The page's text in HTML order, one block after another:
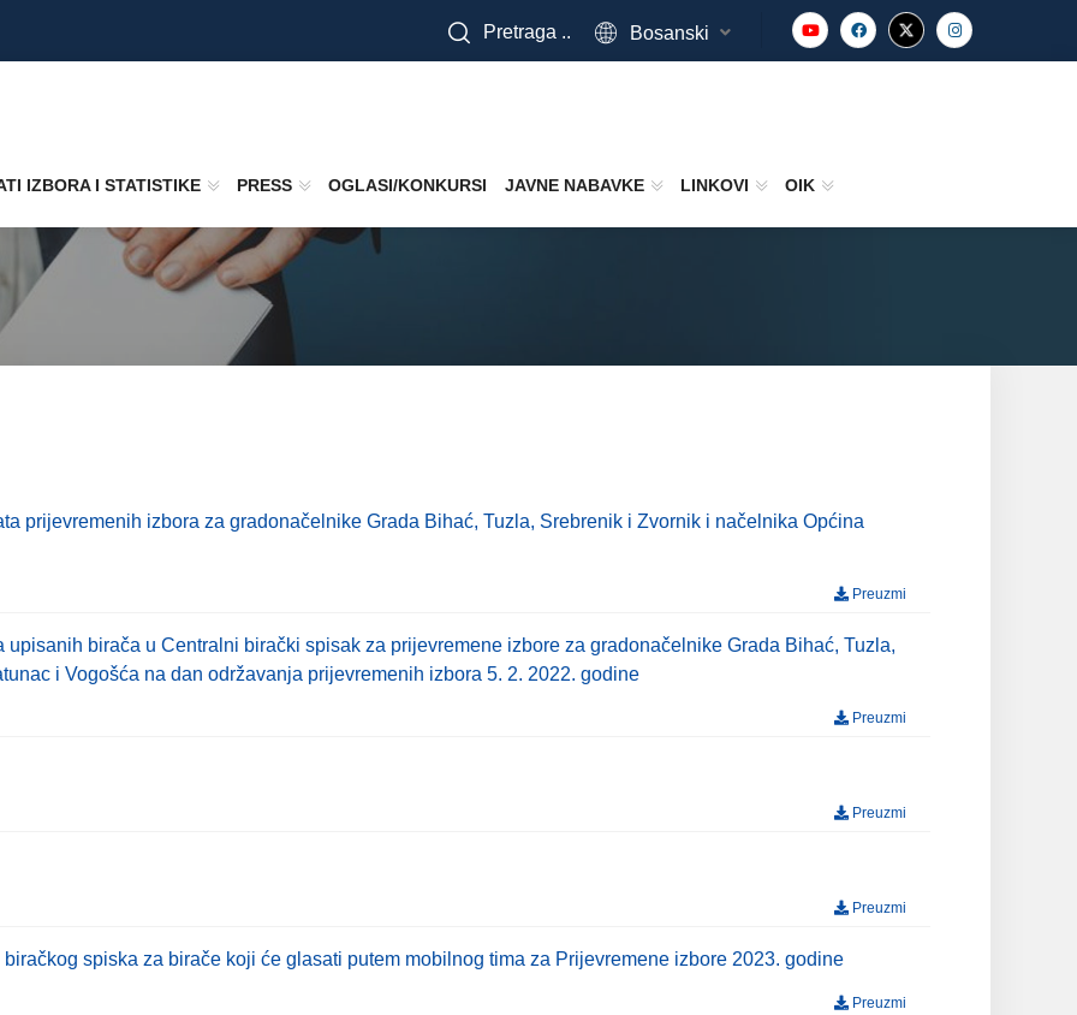
Pretraga .. Bosanski
IZBORA I STATISTIKE PRESS OGLASI/KONKURSI JAVNE NABAVKE LINKOVI OIK
prijevremenih izbora za gradonačelnike Grada Bihać, Tuzla, Srebrenik i Zvornik i načelnika Općina
Preuzmi
birača u Centralni birački spisak za prijevremene izbore za gradonačelnike Grada Bihać, Tuzla,
i Vogošća na dan održavanja prijevremenih izbora 5. 2. 2022. godine
Preuzmi
Preuzmi
Preuzmi
spiska za birače koji će glasati putem mobilnog tima za Prijevremene izbore 2023. godine
Preuzmi